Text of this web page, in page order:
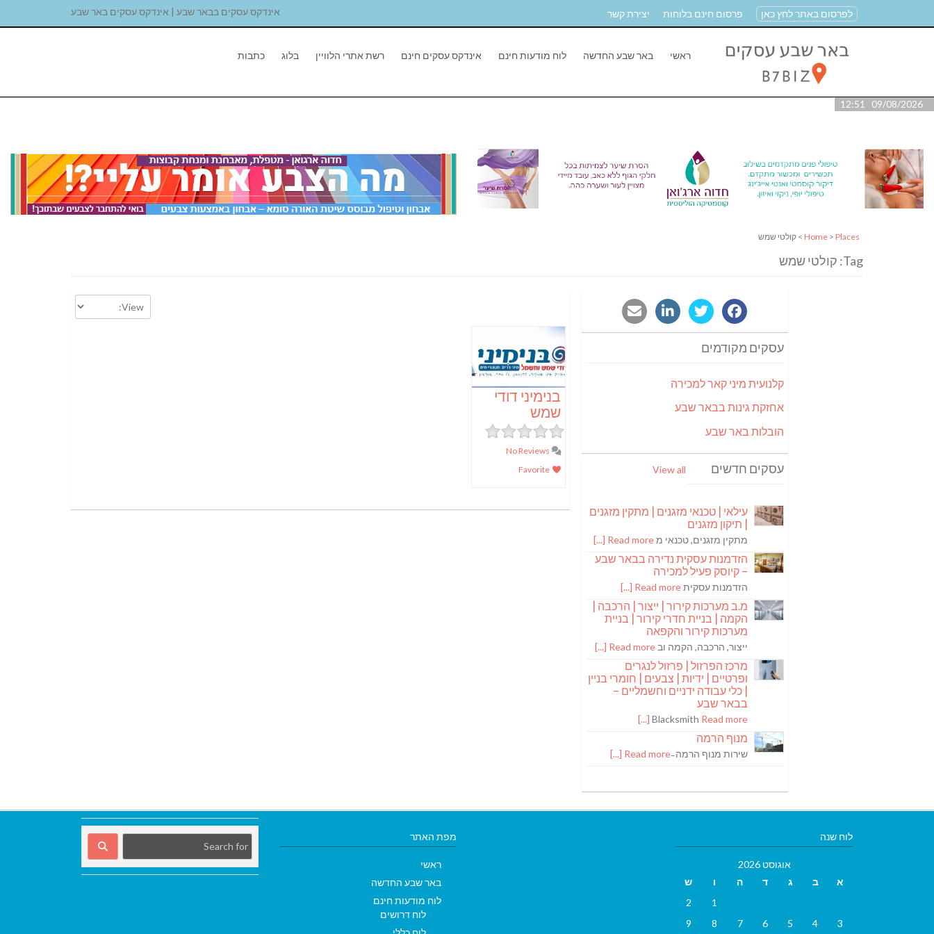
אינדקס עסקים בבאר שבע | אינדקס עסקים באר שבע לפרסום באתר לחץ כאן פרסום חינם בלוחות יצירת קשר
ראשי באר שבע החדשה לוח מודעות חינם אינדקס עסקים חינם רשת אתרי הלוויין בלוג כתבות
09/08/2026 12:51
Home > Places > קולטי שמש
Tag: קולטי שמש
בנימיני דודי
שמש
עסקים מקודמים
קלנועית מיני קאר למכירה
אחזקת גינות בבאר שבע
הובלות באר שבע
עסקים חדשים View all
עילאי | טכנאי מזגנים | מתקין מזגנים
| תיקון מזגנים
מתקין מזגנים, טכנאי מRead more [...]
הזדמנות עסקית נדירה בבאר שבע
– קיוסק פעיל למכירה
הזדמנות עסקיתRead more [...]
מ.ב מערכות קירור | ייצור | הרכבה |
הקמה | בניית חדרי קירור | בניית
מערכות קירור והקפאה
ייצור, הרכבה, הקמה וב Read more [...]
מרכז הפרזול | פרזול לנגרים
ופרטיים | ידיות | צבעים | חומרי בניין
| כלי עבודה ידניים וחשמליים –
בבאר שבע
Blacksmith Read more [...]
מנוף הרמה
שירות מנוף הרמה ̵Read more [...]
מפת האתר
ראשי
באר שבע החדשה
לוח מודעות חינם
לוח דרושים
לוח שנה
אוגוסט 2026
א
ב ג ד ה ו
ש
1
2
3
4
5
6
7
8
9